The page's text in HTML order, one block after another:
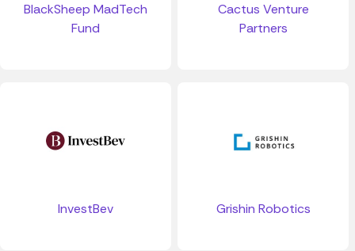
BlackSheep MadTech
Fund
Cactus Venture
Partners
InvestBev Grishin Robotics